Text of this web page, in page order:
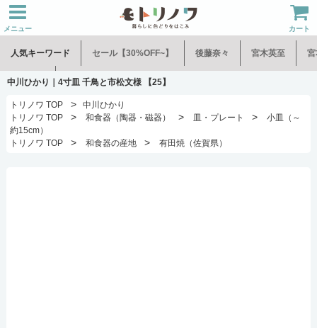
メニュー カート
人気キーワード セール【30%OFF~】 後藤奈々 宮木英至 宮
水谷和音 児玉修治
中川ひかり｜4寸皿 千鳥と市松文様 【25】
トリノワ TOP >
中川ひかり
トリノワ TOP
> 和食器（陶器・磁器） > 皿・プレート >
小皿（～
約15cm）
トリノワ TOP
> 和食器の産地 > 有田焼（佐賀県）